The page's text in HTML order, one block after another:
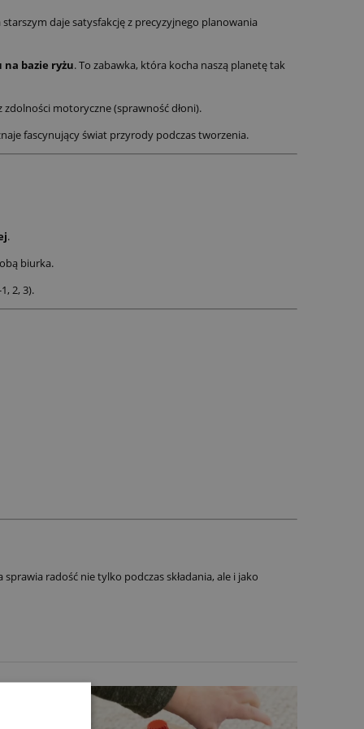
daje satysfakcję z precyzyjnego planowania
bazie ryżu. To zabawka, która kocha naszą planetę tak
motoryczne (sprawność dłoni).
fascynujący świat przyrody podczas tworzenia.
.
biurka.
2, 3).
radość nie tylko podczas składania, ale i jako